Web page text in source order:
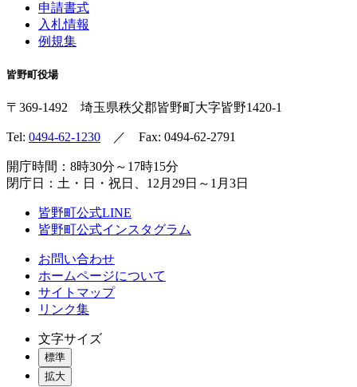
申請書式
入札情報
例規集
皆野町役場
〒369-1492 埼玉県秩父郡皆野町 大字皆野1420-1
Tel: 0494-62-1230 ／ Fax: 0494-62-2791
開庁時間：8時30分～17時15分
閉庁日：土・日・祝日、12月29日～1月3日
皆野町公式LINE
皆野町公式インスタグラム
お問い合わせ
ホームページについて
サイトマップ
リンク集
文字サイズ
標準
拡大